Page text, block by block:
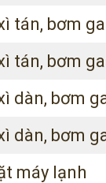
tán, bơm
tán, bơm
dàn, bơm
dàn, bơm
máy lạnh